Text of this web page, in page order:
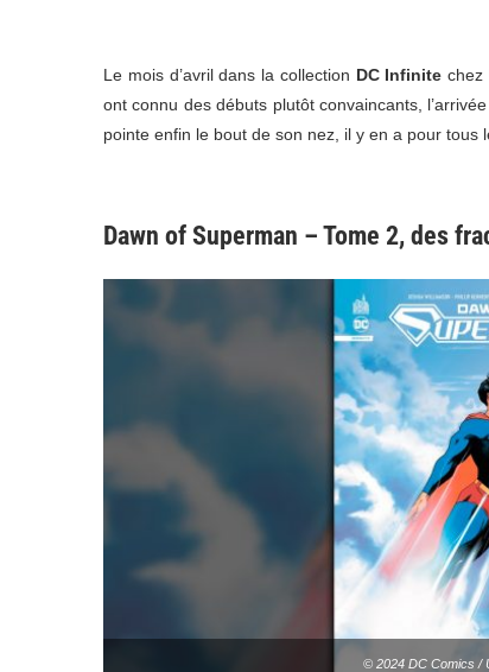
Le mois d’avril dans la collection DC Infinite chez
ont connu des débuts plutôt convaincants,
pointe enfin le bout de son nez, il y en a pour tous
Dawn of Superman – Tome 2, des
© 2024 DC Comics /